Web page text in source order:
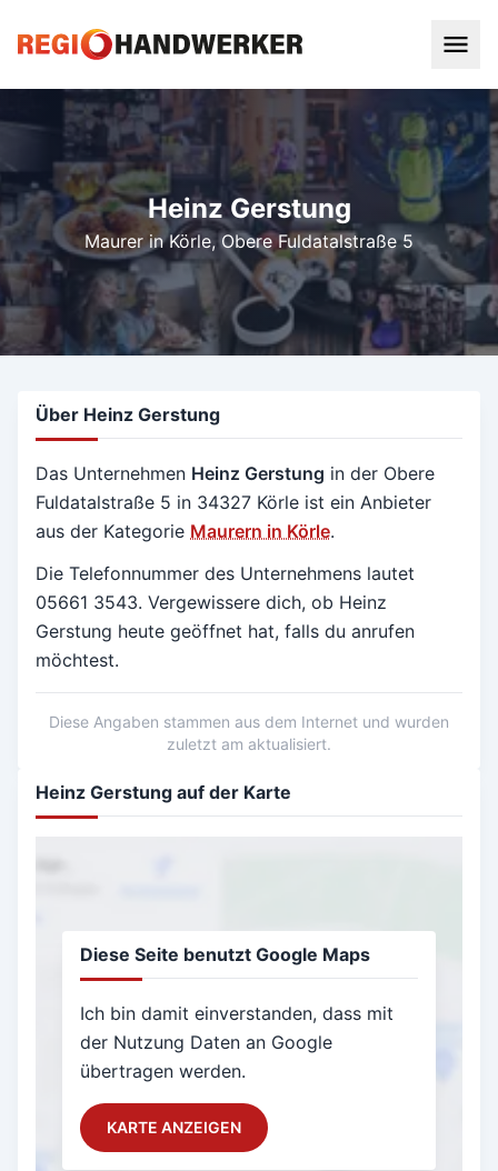
Heinz Gerstung
Maurer in Körle, Obere Fuldatalstraße 5
Über Heinz Gerstung
Das Unternehmen Heinz Gerstung in der Obere
Fuldatalstraße 5 in 34327 Körle ist ein Anbieter
aus der Kategorie Maurern in Körle.
Die Telefonnummer des Unternehmens lautet
05661 3543. Vergewissere dich, ob Heinz
Gerstung heute geöffnet hat, falls du anrufen
möchtest.
Diese Angaben stammen aus dem Internet und wurden
zuletzt am aktualisiert.
Heinz Gerstung auf der Karte
Diese Seite benutzt Google Maps
Ich bin damit einverstanden, dass mit
der Nutzung Daten an Google
übertragen werden.
KARTE ANZEIGEN